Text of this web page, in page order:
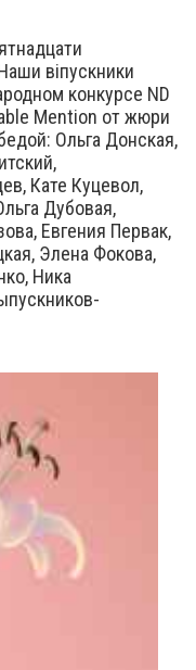
віпускники
конкурсе ND
Mention от жюри
Ольга Донская,
Кате Куцевол,
Дубовая,
Евгения Первак,
Элена Фокова,
Ника